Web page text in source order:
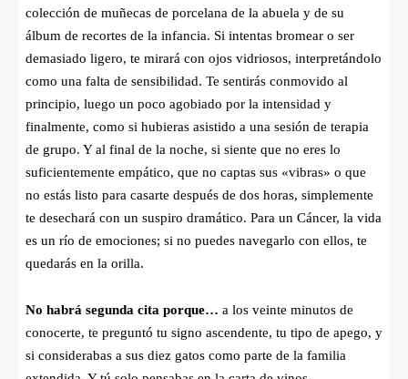
colección de muñecas de porcelana de la abuela y de su
álbum de recortes de la infancia. Si intentas bromear o ser
demasiado ligero, te mirará con ojos vidriosos, interpretándolo
como una falta de sensibilidad. Te sentirás conmovido al
principio, luego un poco agobiado por la intensidad y
finalmente, como si hubieras asistido a una sesión de terapia
de grupo. Y al final de la noche, si siente que no eres lo
suficientemente empático, que no captas sus «vibras» o que
no estás listo para casarte después de dos horas, simplemente
te desechará con un suspiro dramático. Para un Cáncer, la vida
es un río de emociones; si no puedes navegarlo con ellos, te
quedarás en la orilla.
No habrá segunda cita porque… a los veinte minutos de
conocerte, te preguntó tu signo ascendente, tu tipo de apego, y
si considerabas a sus diez gatos como parte de la familia